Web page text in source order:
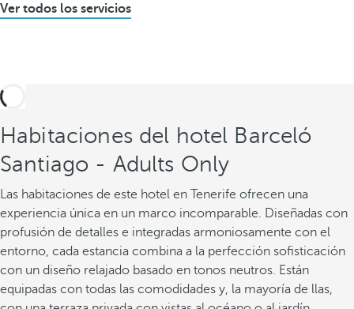
Ver todos los servicios
Habitaciones del hotel Barceló
Santiago - Adults Only
Las habitaciones de este hotel en Tenerife ofrecen una
experiencia única en un marco incomparable. Diseñadas con
profusión de detalles e integradas armoniosamente con el
entorno, cada estancia combina a la perfección sofisticación
con un diseño relajado basado en tonos neutros. Están
equipadas con todas las comodidades y, la mayoría de llas,